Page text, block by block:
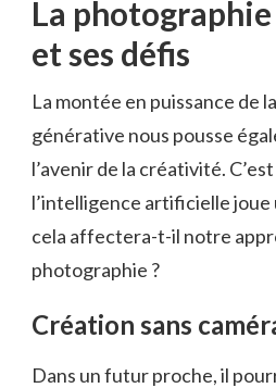
La
et ses défis
La montée en puissance de
générative nous pousse
l’avenir de la créativité.
l’intelligence artificielle joue
cela affectera-t-il notre
photographie ?
Création sans
Dans un futur proche, il